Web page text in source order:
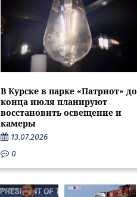
В Курске в парке «Патриот» до
конца июля планируют
восстановить освещение и
камеры
13.07.2026
0